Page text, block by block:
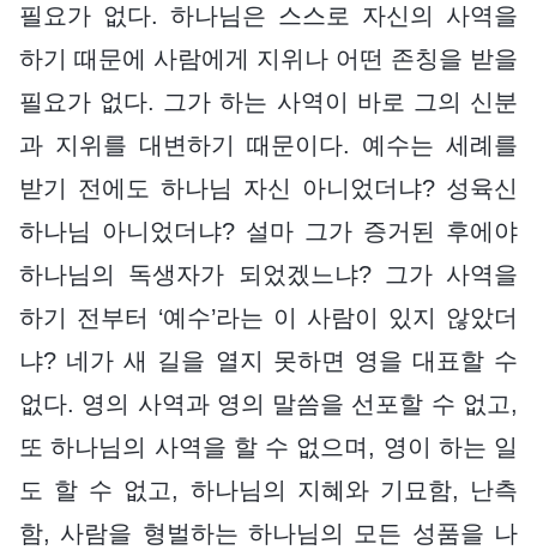
필요가 없다. 하나님은 스스로 자신의 사역을
하기 때문에 사람에게 지위나 어떤 존칭을 받을
필요가 없다. 그가 하는 사역이 바로 그의 신분
과 지위를 대변하기 때문이다. 예수는 세례를
받기 전에도 하나님 자신 아니었더냐? 성육신
하나님 아니었더냐? 설마 그가 증거된 후에야
하나님의 독생자가 되었겠느냐? 그가 사역을
하기 전부터 ‘예수’라는 이 사람이 있지 않았더
냐? 네가 새 길을 열지 못하면 영을 대표할 수
없다. 영의 사역과 영의 말씀을 선포할 수 없고,
또 하나님의 사역을 할 수 없으며, 영이 하는 일
도 할 수 없고, 하나님의 지혜와 기묘함, 난측
함, 사람을 형벌하는 하나님의 모든 성품을 나